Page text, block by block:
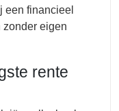
een financieel
zonder eigen
rente